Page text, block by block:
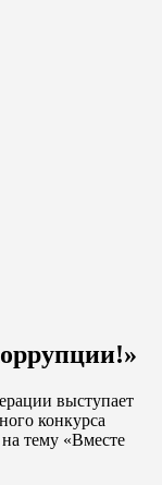
выступает
конкурса
тему «Вместе